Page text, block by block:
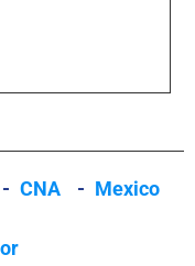
- CNA - Mexico